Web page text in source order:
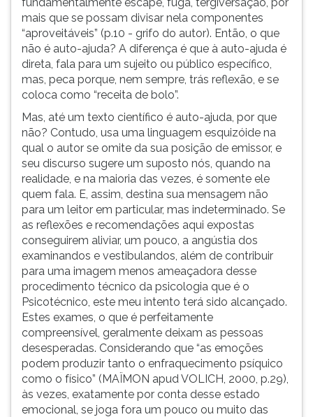
mais que se possam divisar nela componentes
“aproveitáveis” (p.10 - grifo do autor). Então, o que
não é auto-ajuda? A diferença é que à auto-ajuda é
direta, fala para um sujeito ou público específico,
mas, peca porque, nem sempre, trás reflexão, e se
coloca como “receita de bolo”.
Mas, até um texto científico é auto-ajuda, por que
não? Contudo, usa uma linguagem esquizóide na
qual o autor se omite da sua posição de emissor, e
seu discurso sugere um suposto nós, quando na
realidade, e na maioria das vezes, é somente ele
quem fala. E, assim, destina sua mensagem não
para um leitor em particular, mas indeterminado. Se
as reflexões e recomendações aqui expostas
conseguirem aliviar, um pouco, a angústia dos
examinandos e vestibulandos, além de contribuir
para uma imagem menos ameaçadora desse
procedimento técnico da psicologia que é o
Psicotécnico, este meu intento terá sido alcançado.
Estes exames, o que é perfeitamente
compreensível, geralmente deixam as pessoas
desesperadas. Considerando que “as emoções
podem produzir tanto o enfraquecimento psíquico
como o físico” (MAÏMON apud VOLICH, 2000, p.29),
às vezes, exatamente por conta desse estado
emocional, se joga fora um pouco ou muito das